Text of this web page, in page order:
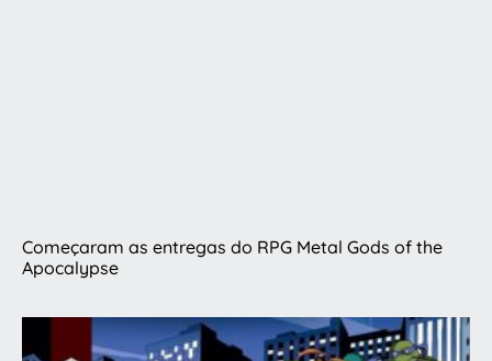
Começaram as entregas do RPG Metal Gods of the
Apocalypse